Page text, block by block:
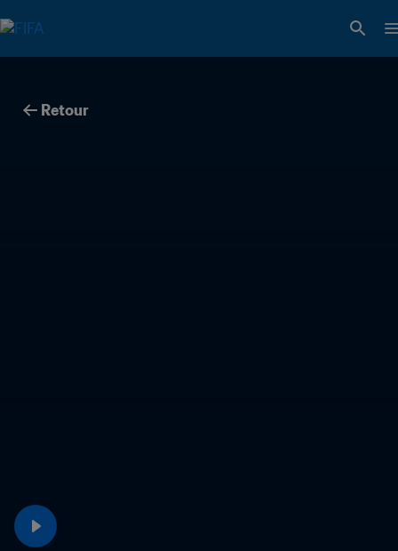
Retour